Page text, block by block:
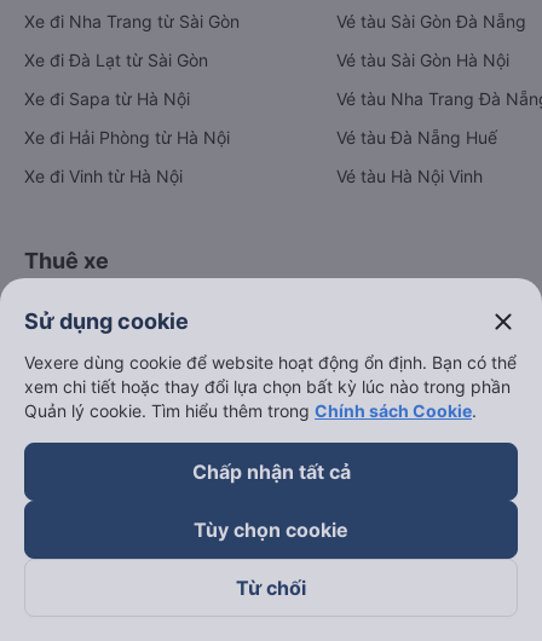
Xe đi Nha Trang từ Sài Gòn
Xe đi Đà Lạt từ Sài Gòn
Xe đi Sapa từ Hà Nội
Xe đi Hải Phòng từ Hà Nội
Xe đi Vinh từ Hà Nội
Vé tàu Sài Gòn Đà Nẵng
Vé tàu Sài Gòn Hà Nội
Vé tàu Nha Trang Đà
Vé tàu Đà Nẵng Huế
Vé tàu Hà Nội Vinh
Thuê xe
Hà Nội đi Ninh Bình
Hà Nội đi Sa Pa
Hà Nội đi Tam Đảo
Đà Nẵng đi Huế
Sử dụng cookie close
Vexere dùng cookie để website hoạt động ổn định. Bạn có thể
xem chi tiết hoặc thay đổi lựa chọn bất kỳ lúc nào trong phần
Quản lý cookie. Tìm hiểu thêm trong Chính sách Cookie.
Chấp nhận tất cả
Tùy chọn cookie
Từ chối